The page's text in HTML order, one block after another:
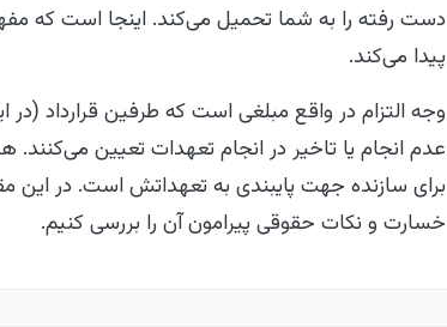
دست رفته را به شما تحمیل می‌کند. اینجا است که
پیدا می‌کند.
وجه التزام در واقع مبلغی است که طرفین قرارداد
عدم انجام یا تاخیر در انجام تعهدات تعیین می‌کنند.
برای سازنده جهت پایبندی به تعهداتش است. در
خسارت و نکات حقوقی پیرامون آن را بررسی کنیم.